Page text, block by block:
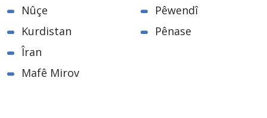
Nûçe
Kurdistan
Îran
Mafê Mirov
Pêwendî
Pênase